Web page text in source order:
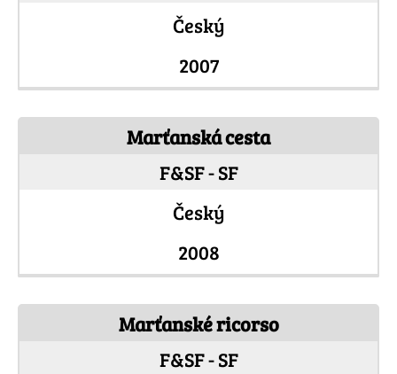
Český
2007
Marťanská cesta
F&SF - SF
Český
2008
Marťanské ricorso
F&SF - SF